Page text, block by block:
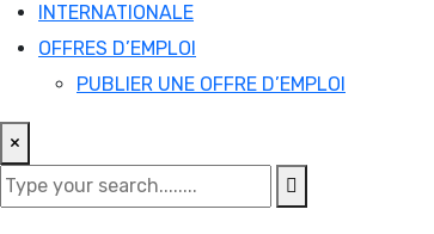
INTERNATIONALE
OFFRES D’EMPLOI
PUBLIER UNE OFFRE D’EMPLOI
×